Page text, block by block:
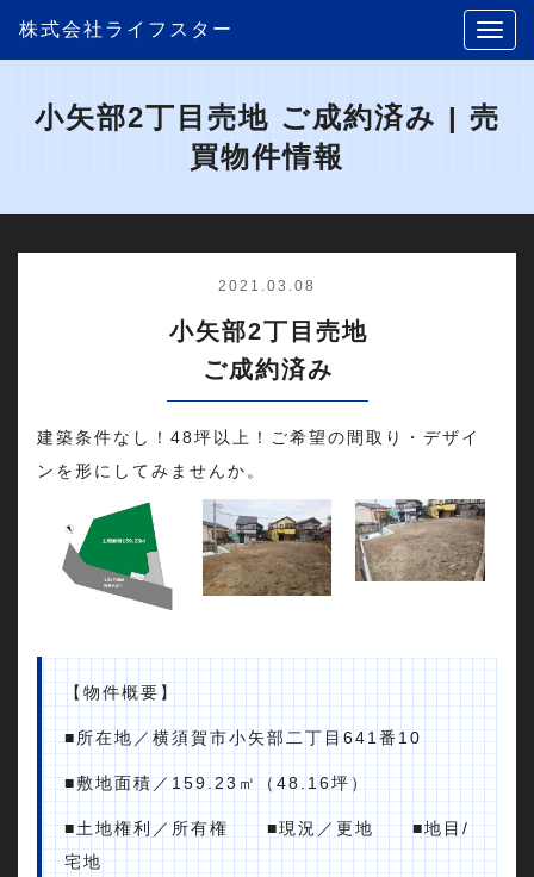
株式会社ライフスター
小矢部2丁目売地 ご成約済み | 売
買物件情報
2021.03.08
小矢部2丁目売地
ご成約済み
建築条件なし！48坪以上！ご希望の間取り・デザイ
ンを形にしてみませんか。
【物件概要】
■所在地／横須賀市小矢部二丁目641番10
■敷地面積／159.23㎡（48.16坪）
■土地権利／所有権 ■現況／更地 ■地目/
宅地